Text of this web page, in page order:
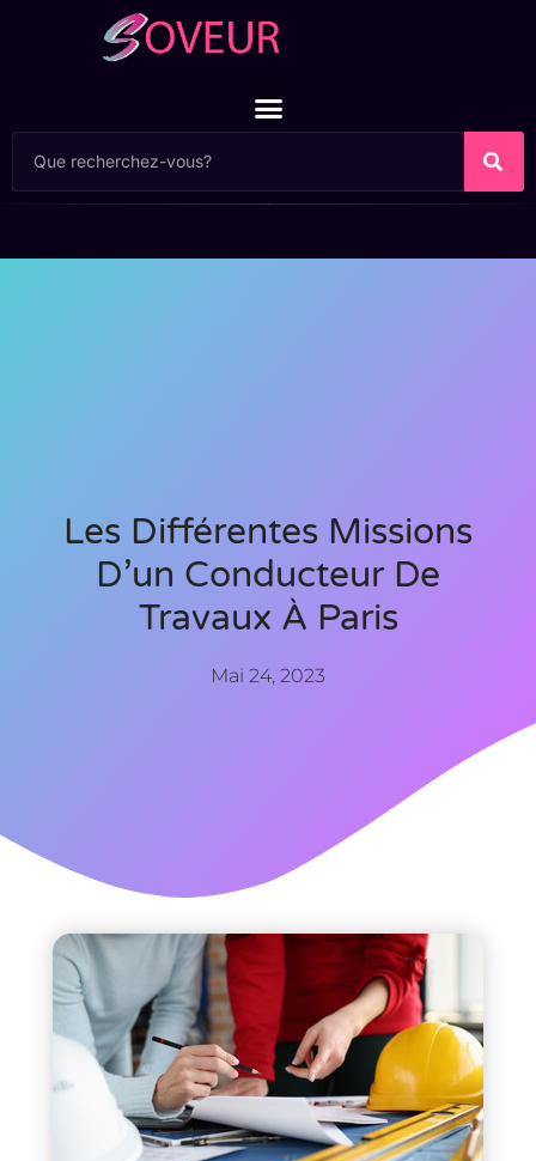
Les Différentes Missions
D’un Conducteur De
Travaux À Paris
Mai 24, 2023